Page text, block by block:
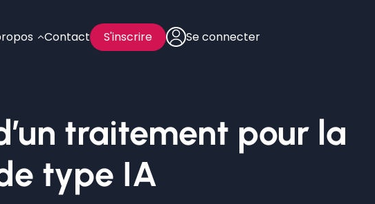
Contact S'inscrire Se connecter
traitement pour la
type IA